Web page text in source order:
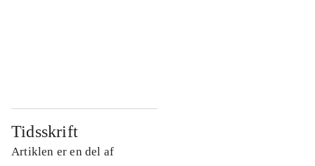
Tidsskrift
Artiklen er en del af